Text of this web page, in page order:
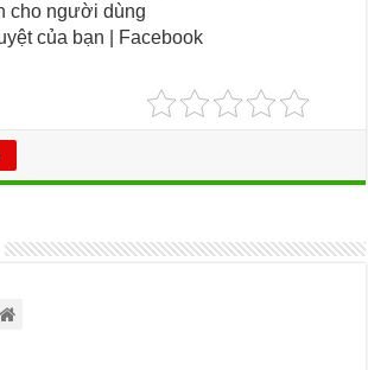
cho người dùng
của bạn | Facebook